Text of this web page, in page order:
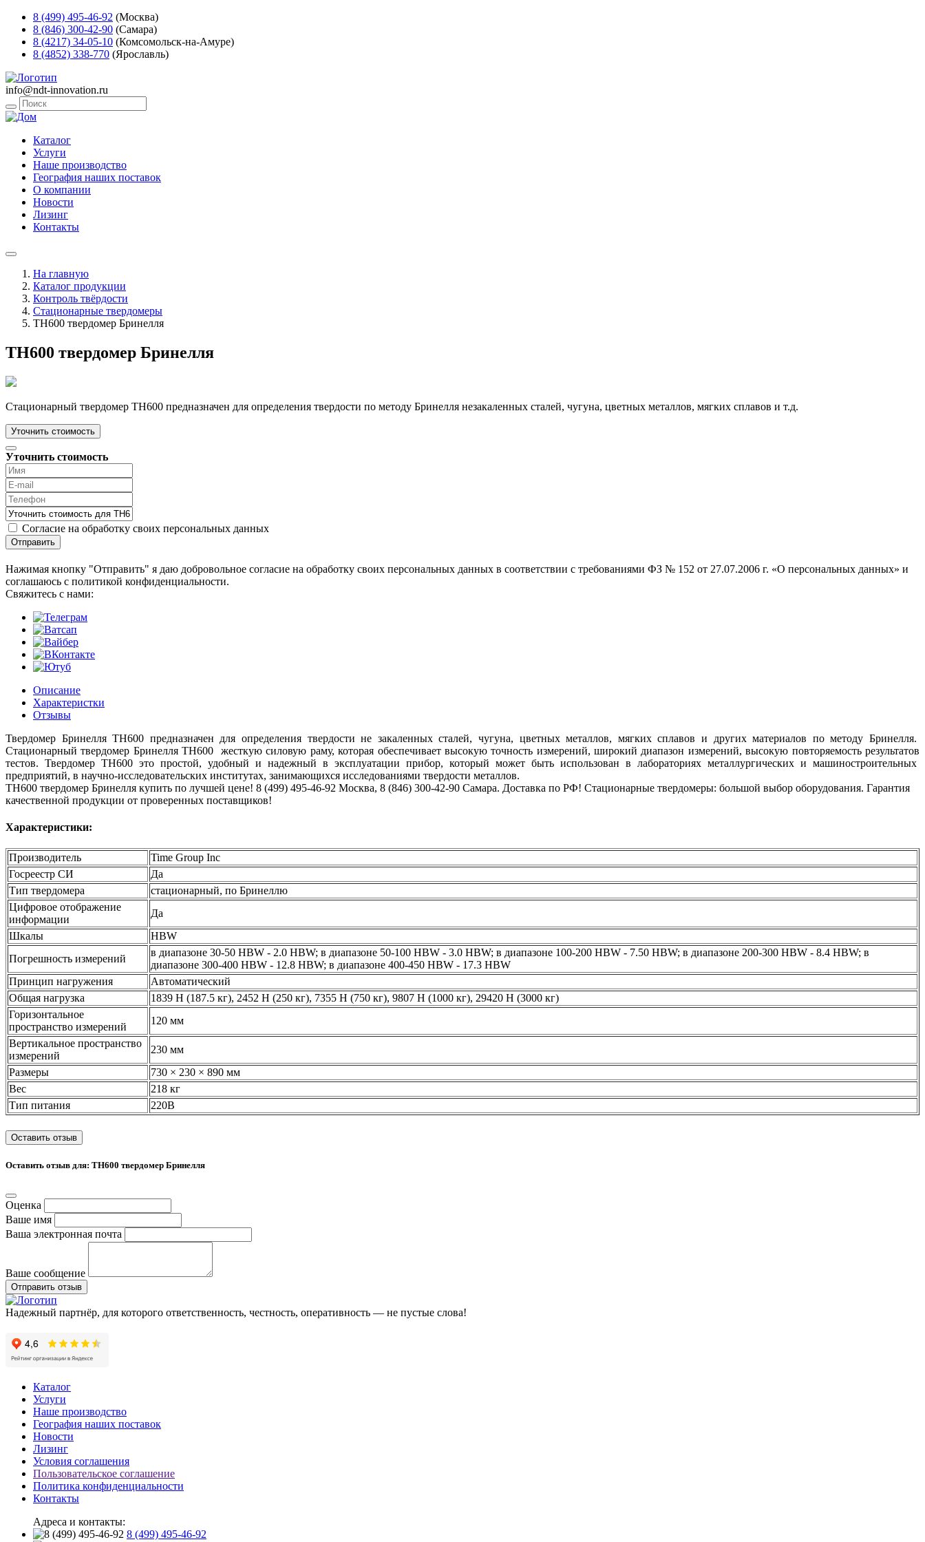
8 (499) 495-46-92 (Москва)
8 (846) 300-42-90 (Самара)
8 (4217) 34-05-10 (Комсомольск-на-Амуре)
8 (4852) 338-770 (Ярославль)
info@ndt-innovation.ru
Каталог
Услуги
Наше производство
География наших поставок
О компании
Новости
Лизинг
Контакты
На главную
Каталог продукции
Контроль твёрдости
Стационарные твердомеры
TH600 твердомер Бринелля
TH600 твердомер Бринелля
Стационарный твердомер TH600 предназначен для определения твердости по методу Бринелля незакаленных сталей, чугуна, цветных металлов, мягких сплавов и т.д.
Уточнить стоимость
Уточнить стоимость
Согласие на обработку своих персональных данных
Отправить
Нажимая кнопку "Отправить" я даю добровольное согласие на обработку своих персональных данных в соответствии с требованиями ФЗ № 152 от 27.07.2006 г. «О персональных данных» и
соглашаюсь с политикой конфиденциальности.
Cвяжитесь с нами:
Описание
Характеристки
Отзывы
Твердомер Бринелля TH600 предназначен для определения твердости не закаленных сталей, чугуна, цветных металлов, мягких сплавов и других материалов по методу Бринелля.
Стационарный твердомер Бринелля TH600 жесткую силовую раму, которая обеспечивает высокую точность измерений, широкий диапазон измерений, высокую повторяемость результатов
тестов. Твердомер TH600 это простой, удобный и надежный в эксплуатации прибор, который может быть использован в лабораториях металлургических и машиностроительных
предприятий, в научно-исследовательских институтах, занимающихся исследованиями твердости металлов.
TH600 твердомер Бринелля купить по лучшей цене! 8 (499) 495-46-92 Москва, 8 (846) 300-42-90 Самара. Доставка по РФ! Стационарные твердомеры: большой выбор оборудования. Гарантия
качественной продукции от проверенных поставщиков!
Характеристики:
Производитель
Time Group Inc
Госреестр СИ
Да
Тип твердомера
стационарный, по Бринеллю
Цифровое отображение
информации
Да
Шкалы
HBW
Погрешность измерений
в диапазоне 30-50 HBW - 2.0 HBW; в диапазоне 50-100 HBW - 3.0 HBW; в диапазоне 100-200 HBW - 7.50 HBW; в диапазоне 200-300 HBW - 8.4 HBW; в
диапазоне 300-400 HBW - 12.8 HBW; в диапазоне 400-450 HBW - 17.3 HBW
Принцип нагружения
Автоматический
Общая нагрузка
1839 Н (187.5 кг), 2452 Н (250 кг), 7355 Н (750 кг), 9807 Н (1000 кг), 29420 Н (3000 кг)
Горизонтальное
пространство измерений
120 мм
Вертикальное пространство
измерений
230 мм
Размеры
730 × 230 × 890 мм
Вес
218 кг
Тип питания
220В
Оставить отзыв
Оставить отзыв для: TH600 твердомер Бринелля
Оценка
Ваше имя
Ваша электронная почта
Ваше сообщение
Отправить отзыв
Надежный партнёр, для которого ответственность, честность, оперативность — не пустые слова!
Каталог
Услуги
Наше производство
География наших поставок
Новости
Лизинг
Условия соглашения
Пользовательское соглашение
Политика конфиденциальности
Контакты
Адреса и контакты:
8 (499) 495-46-92